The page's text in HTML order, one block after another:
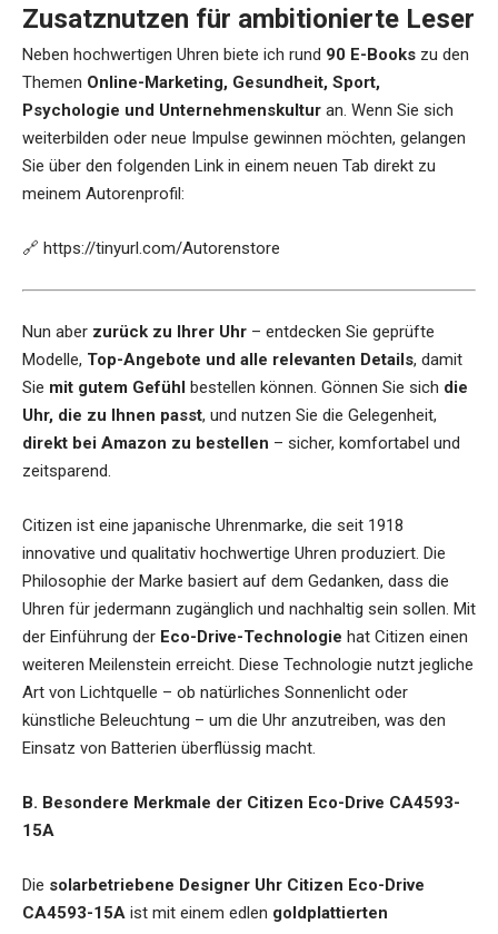
Zusatznutzen für ambitionierte Leser
Neben hochwertigen Uhren biete ich rund 90 E-Books zu den
Themen Online-Marketing, Gesundheit, Sport,
Psychologie und Unternehmenskultur an. Wenn Sie sich
weiterbilden oder neue Impulse gewinnen möchten, gelangen
Sie über den folgenden Link in einem neuen Tab direkt zu
meinem Autorenprofil:
🔗 https://tinyurl.com/Autorenstore
Nun aber zurück zu Ihrer Uhr – entdecken Sie geprüfte
Modelle, Top-Angebote und alle relevanten Details, damit
Sie mit gutem Gefühl bestellen können. Gönnen Sie sich die
Uhr, die zu Ihnen passt, und nutzen Sie die Gelegenheit,
direkt bei Amazon zu bestellen – sicher, komfortabel und
zeitsparend.
Citizen ist eine japanische Uhrenmarke, die seit 1918
innovative und qualitativ hochwertige Uhren produziert. Die
Philosophie der Marke basiert auf dem Gedanken, dass die
Uhren für jedermann zugänglich und nachhaltig sein sollen. Mit
der Einführung der Eco-Drive-Technologie hat Citizen einen
weiteren Meilenstein erreicht. Diese Technologie nutzt jegliche
Art von Lichtquelle – ob natürliches Sonnenlicht oder
künstliche Beleuchtung – um die Uhr anzutreiben, was den
Einsatz von Batterien überflüssig macht.
B. Besondere Merkmale der Citizen Eco-Drive CA4593-
15A
Die solarbetriebene Designer Uhr Citizen Eco-Drive
CA4593-15A ist mit einem edlen goldplattierten